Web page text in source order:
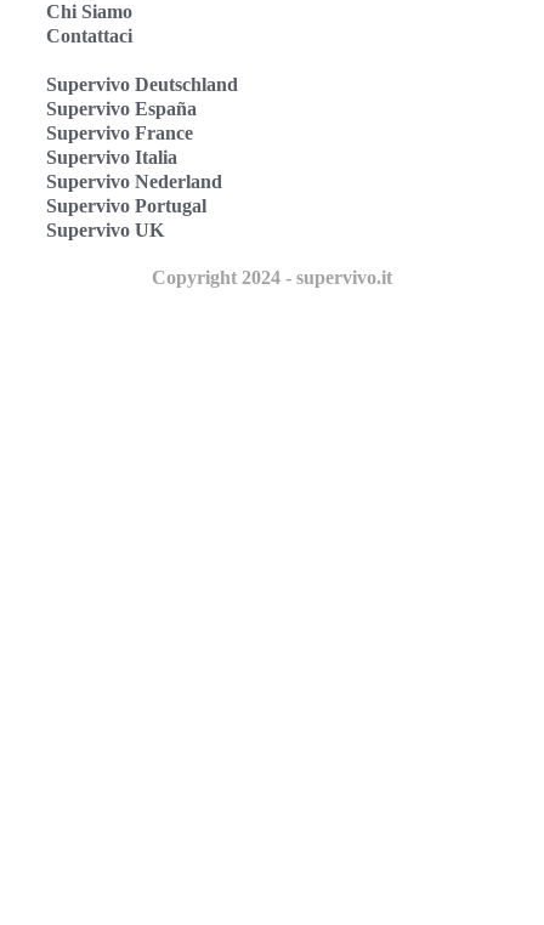
Chi Siamo
Contattaci
Supervivo Deutschland
Supervivo España
Supervivo France
Supervivo Italia
Supervivo Nederland
Supervivo Portugal
Supervivo UK
Copyright 2024 - supervivo.it